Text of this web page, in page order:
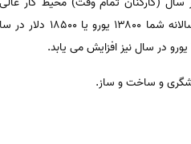
اسپانیا داشته باشید.
و ساخت و ساز.